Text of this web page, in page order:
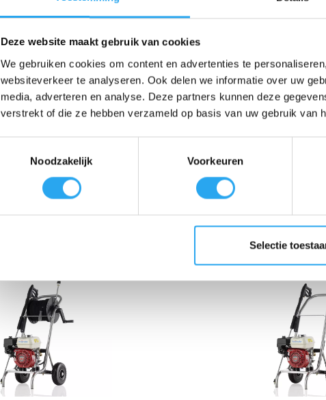
Deze website maakt gebruik van cookies
We gebruiken cookies om content en advertenties te
websiteverkeer te analyseren. Ook delen we informatie over uw
media, adverteren en analyse. Deze partners kunnen deze
verstrekt of die ze hebben verzameld op basis van uw gebruik van
Noodzakelijk Voorkeuren
Selectie
is de ultieme koudwater hogedrukreiniger voor wie op zoek is naar
in en om het huis, zoals het grondig schoonmaken van
om jarenlang intensief mee te gaan en betrouwbare prestaties te
van 120 bar en een uitstekend debiet van 10 liter per minuut (10 l/
accessoires aan te sluiten, zoals een vloerreiniger,
Totaal-stop systeem (TS). Dit systeem schakelt de motor direct uit
Deze complete set wordt standaard geleverd met zowel een vuilfrees-